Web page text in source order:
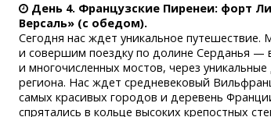
День 4. Французские Пиренеи: форт
Версаль» (с обедом).
Сегодня нас ждет уникальное
и совершим поездку по долине Серданья —
и многочисленных мостов, через
региона. Нас ждет средневековый
самых красивых городов и деревень
спрятались в кольце высоких крепостных